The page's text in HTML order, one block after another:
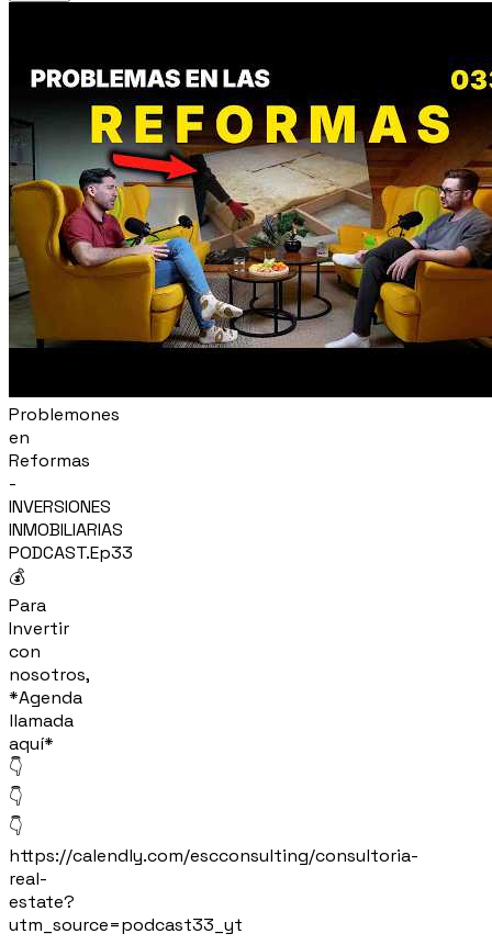
Problemones
en
Reformas
-
INVERSIONES
INMOBILIARIAS
PODCAST.Ep33
💰
Para
Invertir
con
nosotros,
*Agenda
llamada
aquí*
👇
👇
👇
https://calendly.com/escconsulting/consultoria-
real-
estate?
utm_source=podcast33_yt